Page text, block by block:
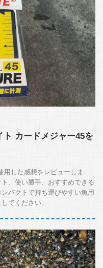
カードメジャー45を
用した感想をレビューしま
、使い勝手、おすすめできる
パクトで持ち運びやすい魚用
てください。